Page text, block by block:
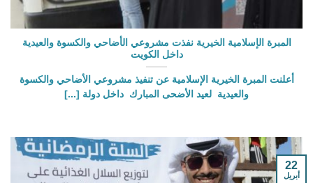
المبرة الإسلامية الخيرية نفذت مشروعي الأضاحي والكسوة والعيدية
داخل الكويت
أعلنت المبرة الخيرية الإسلامية عن تنفيذ مشروعي الأضاحي والكسوة
والعيدية لعيد الأضحى المبارك داخل دولة [...]
22
أبريل